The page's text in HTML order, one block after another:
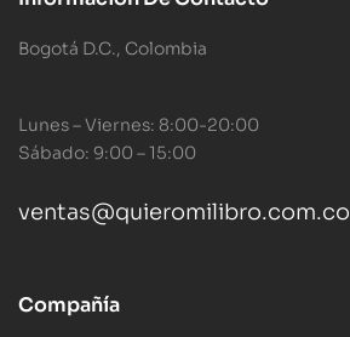
Bogotá D.C., Colombia
Lunes – Viernes: 8:00-20:00
Sábado: 9:00 – 15:00
ventas@quieromilibro.com.co
Compañía